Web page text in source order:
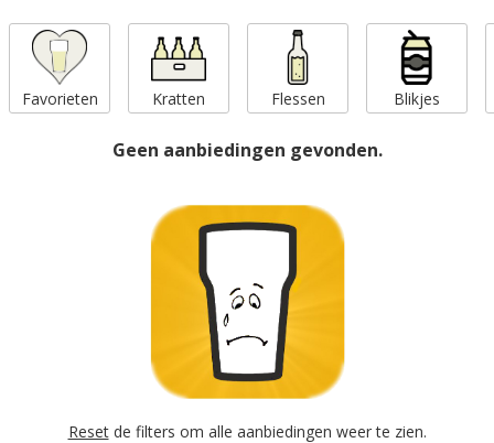
Favorieten Kratten Flessen Blikjes
Geen aanbiedingen gevonden.
Resetde filters om alle aanbiedingen weer te zien.